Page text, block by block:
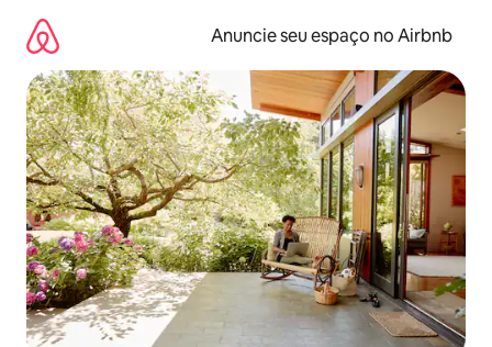
para
conteúdo
Anuncie seu espaço no Airbnb